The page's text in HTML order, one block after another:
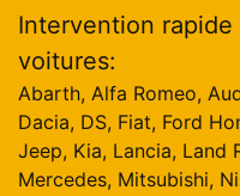
Intervention
voitures:
Abarth, Alfa Romeo,
Dacia, DS, Fiat, Ford
Jeep, Kia, Lancia, Land
Mercedes, Mitsubishi,